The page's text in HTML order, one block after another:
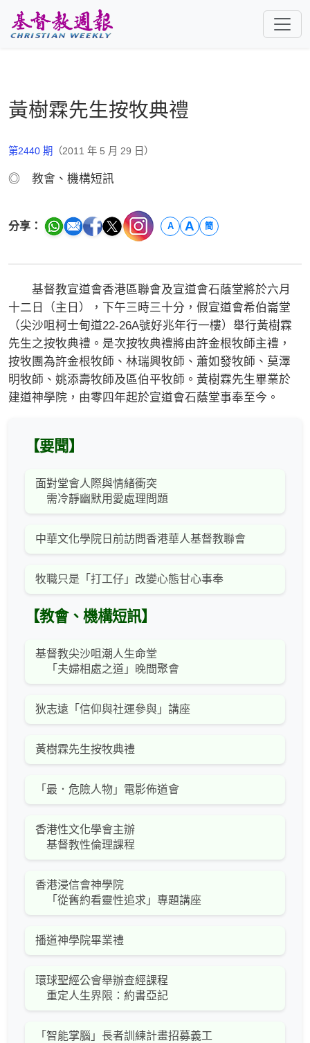
黃樹霖先生按牧典禮
第2440 期 （2011 年 5 月 29 日）
◎ 教會、機構短訊
分享： A A 簡
基督教宣道會香港區聯會及宣道會石蔭堂將於六月
十二日（主日），下午三時三十分，假宣道會希伯崙堂
（尖沙咀柯士甸道22-26A號好兆年行一樓）舉行黃樹霖
先生之按牧典禮。是次按牧典禮將由許金根牧師主禮，
按牧團為許金根牧師、林瑞興牧師、蕭如發牧師、莫澤
明牧師、姚添壽牧師及區伯平牧師。黃樹霖先生畢業於
建道神學院，由零四年起於宣道會石蔭堂事奉至今。
【要聞】
面對堂會人際與情緒衝突
需冷靜幽默用愛處理問題
中華文化學院日前訪問香港華人基督教聯會
牧職只是「打工仔」改變心態甘心事奉
【教會、機構短訊】
基督教尖沙咀潮人生命堂
「夫婦相處之道」晚間聚會
狄志遠「信仰與社運參與」講座
黃樹霖先生按牧典禮
「最．危險人物」電影佈道會
香港性文化學會主辦
基督教性倫理課程
香港浸信會神學院
「從舊約看靈性追求」專題講座
播道神學院畢業禮
環球聖經公會舉辦查經課程
重定人生界限：約書亞記
「智能掌腦」長者訓練計畫招募義工